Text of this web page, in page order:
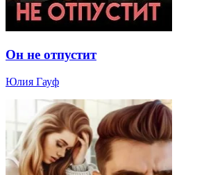
Он не отпустит
Юлия Гауф